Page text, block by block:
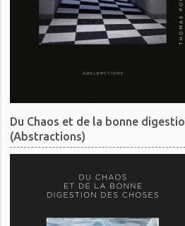
Du Chaos et de la bonne
(Abstractions)